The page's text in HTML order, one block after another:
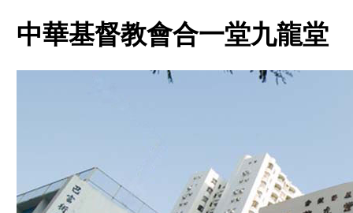
中華基督教會合一堂九龍堂